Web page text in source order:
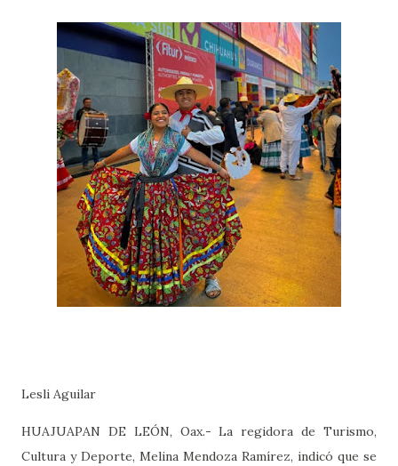
Lesli Aguilar
HUAJUAPAN DE LEÓN, Oax.- La regidora de Turismo,
Cultura y Deporte, Melina Mendoza Ramírez, indicó que se